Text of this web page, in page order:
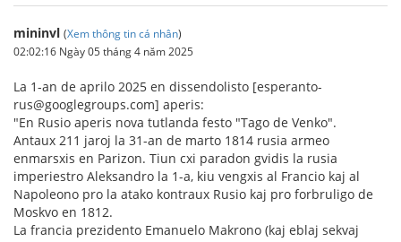
mininvl (Xem thông tin cá nhân)
02:02:16 Ngày 05 tháng 4 năm 2025
La 1-an de aprilo 2025 en dissendolisto [esperanto-
rus@googlegroups.com] aperis:
"En Rusio aperis nova tutlanda festo "Tago de Venko".
Antaux 211 jaroj la 31-an de marto 1814 rusia armeo
enmarsxis en Parizon. Tiun cxi paradon gvidis la rusia
imperiestro Aleksandro la 1-a, kiu vengxis al Francio kaj al
Napoleono pro la atako kontraux Rusio kaj pro forbruligo de
Moskvo en 1812.
La francia prezidento Emanuelo Makrono (kaj eblaj sekvaj